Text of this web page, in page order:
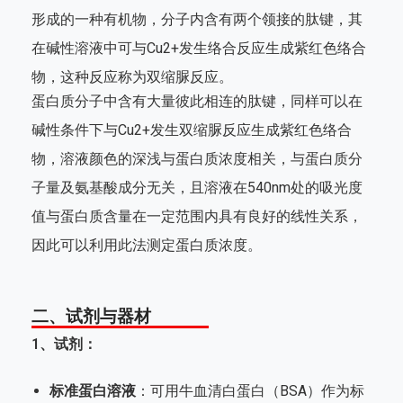
形成的一种有机物，分子内含有两个领接的肽键，其
在碱性溶液中可与Cu2+发生络合反应生成紫红色络合
物，这种反应称为双缩脲反应。
蛋白质分子中含有大量彼此相连的肽键，同样可以在
碱性条件下与Cu2+发生双缩脲反应生成紫红色络合
物，溶液颜色的深浅与蛋白质浓度相关，与蛋白质分
子量及氨基酸成分无关，且溶液在540nm处的吸光度
值与蛋白质含量在一定范围内具有良好的线性关系，
因此可以利用此法测定蛋白质浓度。
二、试剂与器材
1、试剂：
标准蛋白溶液 ：可用牛血清白蛋白（BSA）作为标